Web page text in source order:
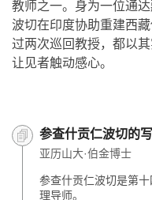
教师之一。身为一位通
波切在印度协助重建西
过两次巡回教授，都以
让见者触动感心。
参查什贡仁波切的
亚历山大·伯金博士
参查什贡仁波切是第
理导师。